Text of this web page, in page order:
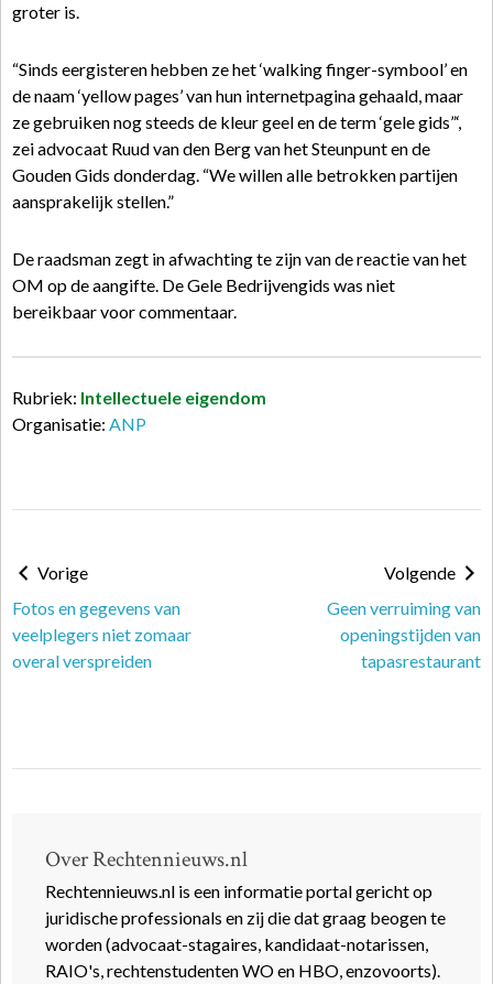
groter is.
“Sinds eergisteren hebben ze het ‘walking finger-symbool’ en
de naam ‘yellow pages’ van hun internetpagina gehaald, maar
ze gebruiken nog steeds de kleur geel en de term ‘gele gids”‘,
zei advocaat Ruud van den Berg van het Steunpunt en de
Gouden Gids donderdag. “We willen alle betrokken partijen
aansprakelijk stellen.”
De raadsman zegt in afwachting te zijn van de reactie van het
OM op de aangifte. De Gele Bedrijvengids was niet
bereikbaar voor commentaar.
Rubriek: Intellectuele eigendom
Organisatie: ANP
Vorige
Fotos en gegevens van
veelplegers niet zomaar
overal verspreiden
Volgende
Geen verruiming van
openingstijden van
tapasrestaurant
Over Rechtennieuws.nl
Rechtennieuws.nl is een informatie portal gericht op
juridische professionals en zij die dat graag beogen te
worden (advocaat-stagaires, kandidaat-notarissen,
RAIO's, rechtenstudenten WO en HBO, enzovoorts).